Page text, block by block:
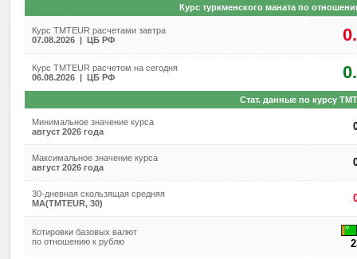
Курс туркменского маната по
Курс TMTEUR расчетами завтра
07.08.2026 | ЦБ РФ
Курс TMTEUR расчетом на сегодня
06.08.2026 | ЦБ РФ
Стат. данные по курсу
Минимальное значение курса
август 2026 года
Максимальное значение курса
август 2026 года
30-дневная скользящая средняя
MA(TMTEUR, 30)
Котировки базовых валют
по отношению к рублю